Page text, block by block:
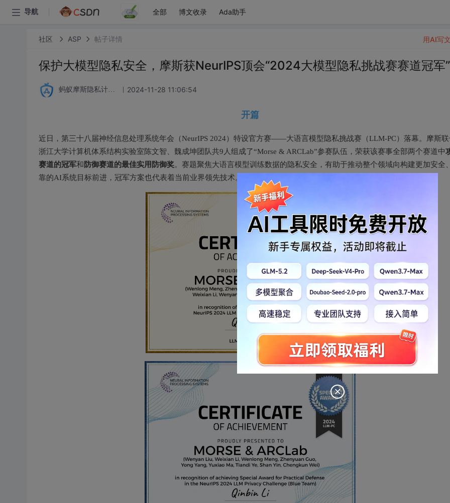
导航 全部 博文收录 Ada助手
社区 ASP 帖子详情
保护大模型隐私安全，摩斯获NeurIPS顶会“2024大模型隐私挑战赛赛道冠军”
蚂蚁摩斯隐私计算论坛 2024-11-28 11:06:54
开篇
近日，第三十八届神经信息处理系统年会（NeurIPS 2024）特设官方赛——大语言模型隐私挑战赛（LLM-PC）落幕。摩斯联
浙江大学计算机体系结构实验室陈文智、魏成坤团队共9人组成了“Morse & ARCLab”参赛队伍，荣获该赛事全部两个赛道中
赛道的冠军和防御赛道的最佳实用防御奖。赛题聚焦大语言模型训练数据的隐私安全，有助于推动整个领域向构建更加安全
靠的AI系统目标前进，冠军方案也代表着当前业界领先技术。
用AI写